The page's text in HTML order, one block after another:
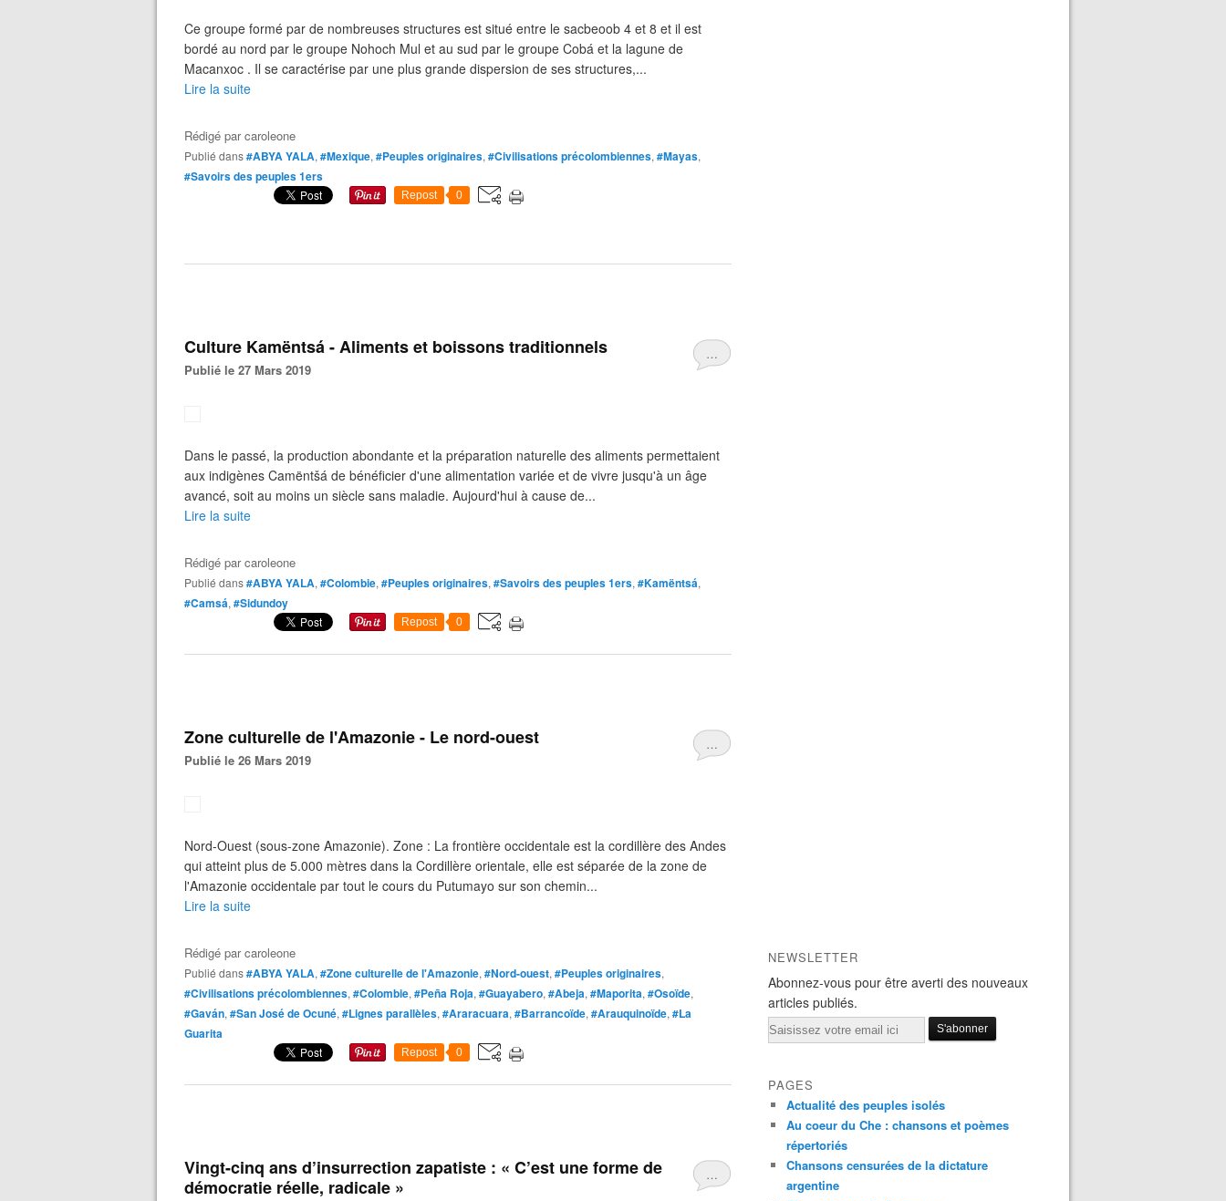
Ce groupe formé par de nombreuses structures est situé entre le sacbeoob 4 et 8 et il est
bordé au nord par le groupe Nohoch Mul et au sud par le groupe Cobá et la lagune de
Macanxoc . Il se caractérise par une plus grande dispersion de ses structures,...
Lire la suite
Rédigé parcaroleone
Publié dans#ABYA YALA, #Mexique, #Peuples originaires, #Civilisations précolombiennes, #Mayas,
#Savoirs des peuples 1ers
Repost 0
…
Culture Kamëntsá - Aliments et boissons traditionnels
Publié le 27 Mars 2019
Dans le passé, la production abondante et la préparation naturelle des aliments permettaient
aux indigènes Camëntšá de bénéficier d'une alimentation variée et de vivre jusqu'à un âge
avancé, soit au moins un siècle sans maladie. Aujourd'hui à cause de...
Lire la suite
Rédigé parcaroleone
Publié dans#ABYA YALA, #Colombie, #Peuples originaires, #Savoirs des peuples 1ers, #Kamëntsá,
#Camsá, #Sidundoy
Repost 0
…
Zone culturelle de l'Amazonie - Le nord-ouest
Publié le 26 Mars 2019
Nord-Ouest (sous-zone Amazonie). Zone : La frontière occidentale est la cordillère des Andes
qui atteint plus de 5.000 mètres dans la Cordillère orientale, elle est séparée de la zone de
l'Amazonie occidentale par tout le cours du Putumayo sur son chemin...
Lire la suite
Rédigé parcaroleone
Publié dans#ABYA YALA, #Zone culturelle de l'Amazonie, #Nord-ouest, #Peuples originaires,
#Civilisations précolombiennes, #Colombie, #Peña Roja, #Guayabero, #Abeja, #Maporita, #Osoïde,
#Gaván, #San José de Ocuné, #Lignes parallèles, #Araracuara, #Barrancoïde, #Arauquinoïde, #La
Guarita
Repost 0
…
Vingt-cinq ans d’insurrection zapatiste : « C’est une forme de
démocratie réelle, radicale »
NEWSLETTER
Abonnez-vous pour être averti des nouveaux
articles publiés.
Email
PAGES
Actualité des peuples isolés
Au coeur du Che : chansons et poèmes
répertoriés
Chansons censurées de la dictature
argentine